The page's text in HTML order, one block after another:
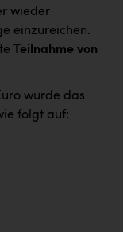
wieder
einzureichen.
Teilnahme von
wurde das
folgt auf: